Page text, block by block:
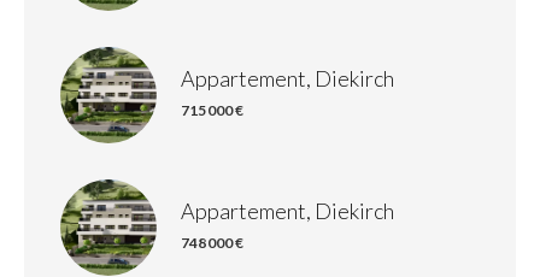
Appartement, Diekirch
715 000 €
Appartement, Diekirch
748 000 €